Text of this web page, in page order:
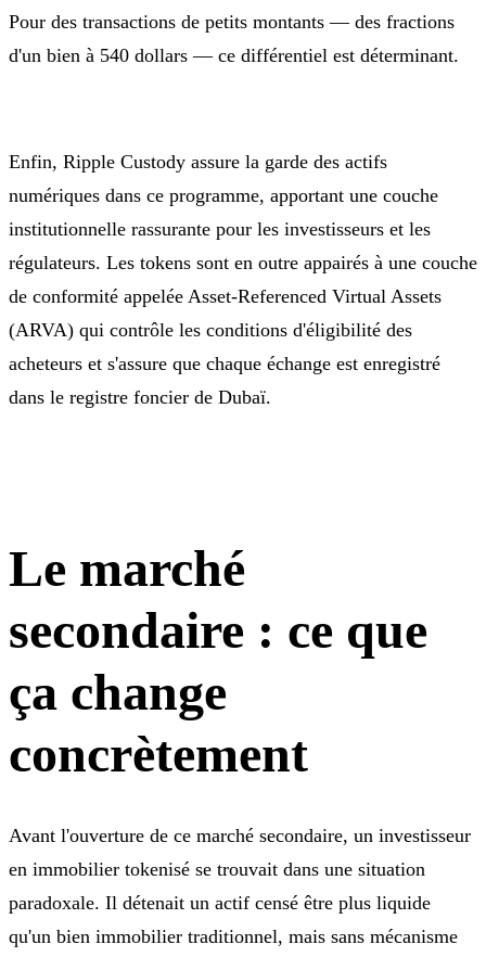
Pour des transactions de petits montants — des fractions
d'un bien à 540 dollars — ce différentiel est déterminant.
Enfin, Ripple Custody assure la garde des actifs
numériques dans ce programme, apportant une couche
institutionnelle rassurante pour les investisseurs et les
régulateurs. Les tokens sont en outre appairés à une couche
de conformité appelée Asset-Referenced Virtual Assets
(ARVA) qui contrôle les conditions d'éligibilité des
acheteurs et s'assure que chaque échange est enregistré
dans le registre foncier de Dubaï.
Le marché
secondaire : ce que
ça change
concrètement
Avant l'ouverture de ce marché secondaire, un investisseur
en immobilier tokenisé se trouvait dans une situation
paradoxale. Il détenait un actif censé être plus liquide
qu'un bien immobilier traditionnel, mais sans mécanisme